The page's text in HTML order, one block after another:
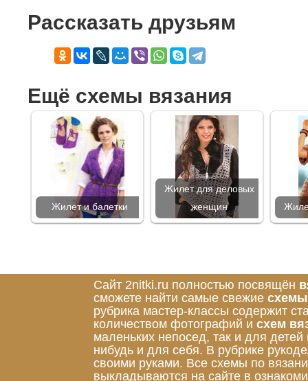
Рассказать друзьям
Ещё схемы вязания
Жилет и балетки
Жилет для деловых
женщин
Сайт 2nitki.ru полностью посвящён
сможете найти самые свежие схемы
рубрика мастер-классы содержит
количеством фотографий и схем
маленьких непосед, так и для
нибудь и для себя. В рубрике
своими руками. Все схемы по
выкладываются на сайте в